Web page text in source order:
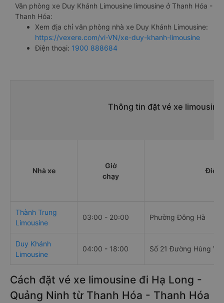
Văn phòng xe Duy Khánh Limousine limousine ở Thanh Hóa -
Thanh Hóa:
Xem địa chỉ văn phòng nhà xe Duy Khánh Limousine:
https://vexere.com/vi-VN/xe-duy-khanh-limousine
Điện thoại: 1900 888684
Thông tin đặt vé xe
Nhà xe
Giờ
chạy
Điểm
Thành Trung
Limousine
03:00 - 20:00 Phường Đông Hà
Duy Khánh
Limousine
04:00 - 18:00 Số 21 Đường Hùng
Cách đặt vé xe limousine đi Hạ Long -
Quảng Ninh từ Thanh Hóa - Thanh Hóa